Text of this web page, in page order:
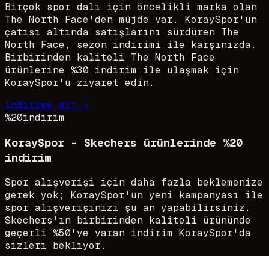
Birçok spor dalı için öncelikli marka olan
The North Face'den müjde var. KoraySpor'un
çatısı altında satışlarını sürdüren The
North Face, sezon indirimi ile karşınızda.
Birbirinden kaliteli The North Face
ürünlerine %30 indirim ile ulaşmak için
KoraySpor'u ziyaret edin.
indirime git →
%20indirim
KoraySpor - Skechers ürünlerinde %20
indirim
Spor alışverişi için daha fazla beklemenize
gerek yok; KoraySpor'un yeni kampanyası ile
spor alışverişinizi şu an yapabilirsiniz.
Skechers'ın birbirinden kaliteli ürününde
geçerli %50'ye varan indirim KoraySpor'da
sizleri bekliyor.